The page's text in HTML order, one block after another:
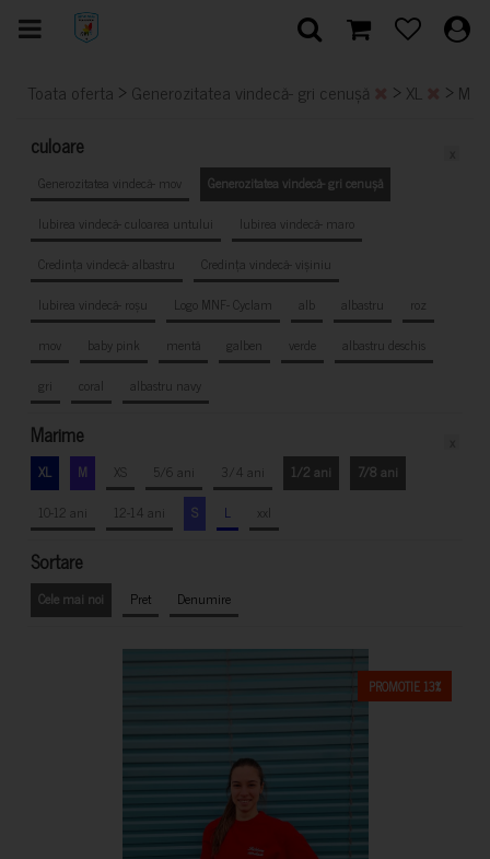
Toata oferta > Generozitatea vindecă- gri cenușă > XL > M
culoare
Generozitatea vindecă- mov
Generozitatea vindecă- gri cenușă
Iubirea vindecă- culoarea untului
Iubirea vindecă- maro
Credința vindecă- albastru
Credința vindecă- vișiniu
Iubirea vindecă- roșu
Logo MNF- Cyclam alb albastru
roz
mov
baby pink mentă galben verde
albastru deschis
gri
coral albastru navy
Marime
XL M XS 5/6 ani 3/4 ani 1/2 ani
7/8 ani
10-12 ani
12-14 ani S L xxl
Sortare
Cele mai noi Pret Denumire
PROMOTIE 13%